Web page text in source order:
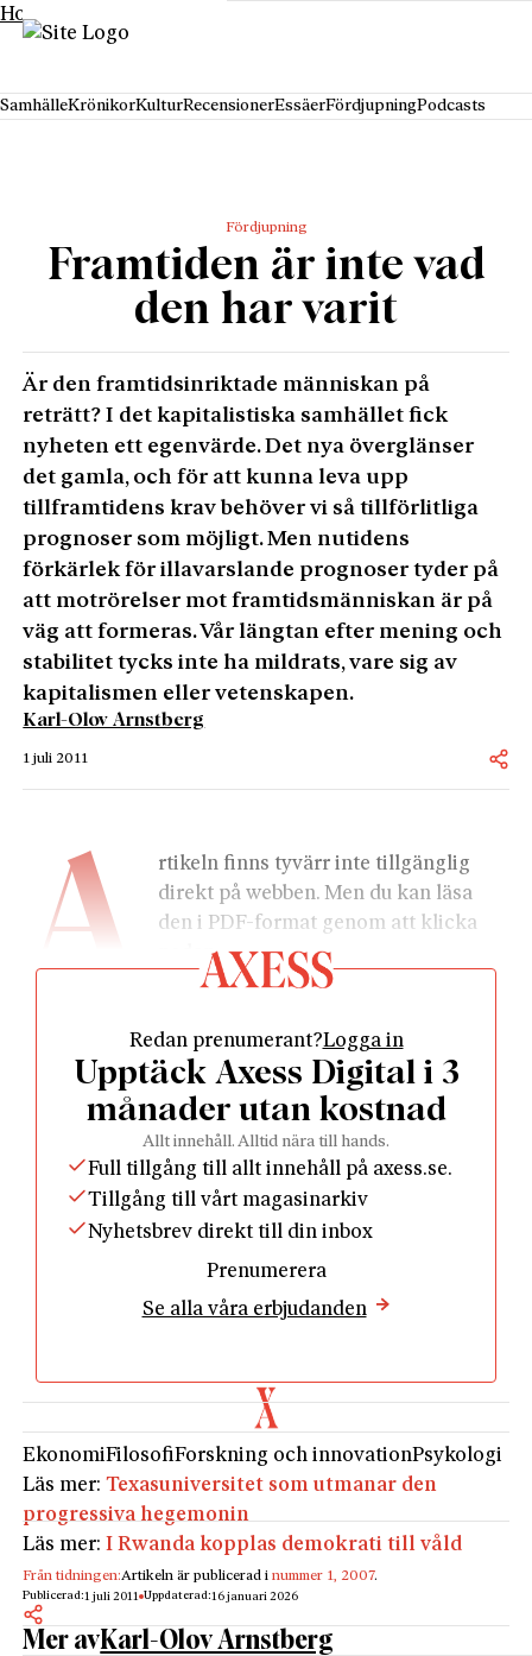
Hoppa till innehåll
SamhälleKrönikorKulturRecensionerEssäerFördjupningPodcasts
Fördjupning
Framtiden är inte vad
den har varit
Är den framtidsinriktade människan på
reträtt? I det kapitalistiska samhället fick
nyheten ett egenvärde. Det nya överglänser
det gamla, och för att kunna leva upp
tillframtidens krav behöver vi så tillförlitliga
prognoser som möjligt. Men nutidens
förkärlek för illavarslande prognoser tyder på
att motrörelser mot framtidsmänniskan är på
väg att formeras. Vår längtan efter mening och
stabilitet tycks inte ha mildrats, vare sig av
kapitalismen eller vetenskapen.
Karl-Olov Arnstberg
1 juli 2011
A
rtikeln finns tyvärr inte tillgänglig
direkt på webben. Men du kan läsa
den i PDF-format genom att klicka
nedan.
				Läs som PDF
Redan prenumerant?Logga in
Upptäck Axess Digital i 3
månader utan kostnad
Allt innehåll. Alltid nära till hands.
Full tillgång till allt innehåll på axess.se.
Tillgång till vårt magasinarkiv
Nyhetsbrev direkt till din inbox
Prenumerera
Se alla våra erbjudanden
EkonomiFilosofiForskning och innovationPsykologi
Läs mer:Texasuniversitet som utmanar den
progressiva hegemonin
Läs mer:I Rwanda kopplas demokrati till våld
Från tidningen:Artikeln är publicerad inummer 1, 2007.
Publicerad:1 juli 2011 Uppdaterad:16 januari 2026
Mer avKarl-Olov Arnstberg